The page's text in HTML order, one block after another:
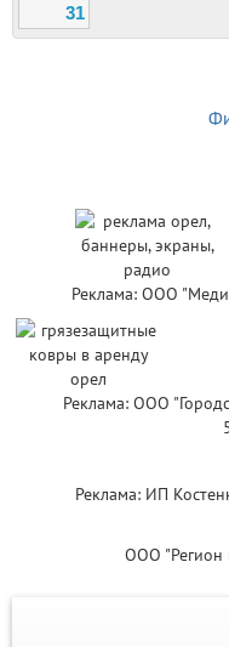
31
Реклама: ООО
Реклама: ООО
Реклама: ИП
ООО "Регион